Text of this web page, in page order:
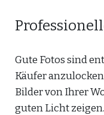
Gute Fotos sind
Käufer
Bilder von Ihrer
guten Licht